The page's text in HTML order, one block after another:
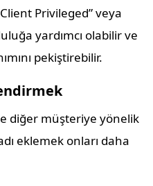
Privileged” veya
yardımcı olabilir ve
pekiştirebilir.
diğer müşteriye yönelik
eklemek onları daha